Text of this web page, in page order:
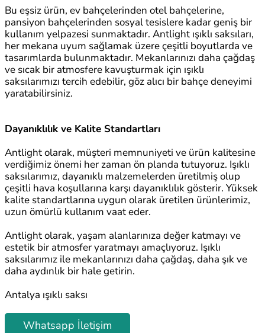
Bu eşsiz ürün, ev bahçelerinden otel bahçelerine,
pansiyon bahçelerinden sosyal tesislere kadar geniş bir
kullanım yelpazesi sunmaktadır. Antlight ışıklı saksıları,
her mekana uyum sağlamak üzere çeşitli boyutlarda ve
tasarımlarda bulunmaktadır. Mekanlarınızı daha çağdaş
ve sıcak bir atmosfere kavuşturmak için ışıklı
saksılarımızı tercih edebilir, göz alıcı bir bahçe deneyimi
yaratabilirsiniz.
Dayanıklılık ve Kalite Standartları
Antlight olarak, müşteri memnuniyeti ve ürün kalitesine
verdiğimiz önemi her zaman ön planda tutuyoruz. Işıklı
saksılarımız, dayanıklı malzemelerden üretilmiş olup
çeşitli hava koşullarına karşı dayanıklılık gösterir. Yüksek
kalite standartlarına uygun olarak üretilen ürünlerimiz,
uzun ömürlü kullanım vaat eder.
Antlight olarak, yaşam alanlarınıza değer katmayı ve
estetik bir atmosfer yaratmayı amaçlıyoruz. Işıklı
saksılarımız ile mekanlarınızı daha çağdaş, daha şık ve
daha aydınlık bir hale getirin.
Antalya ışıklı saksı
Whatsapp İletişim